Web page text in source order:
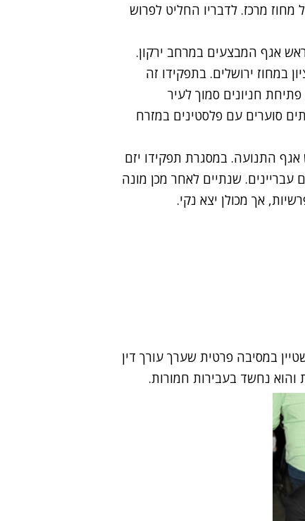
מרכז. לדבריו החליט לפרוש
ישראל ב-1984 ובשנת 2000 מונה לראש אגף המבצעים במרחב ירקון.
במחוז ירושלים. בתפקידו זה
חניונים סמוך לעיר
סוערים עם פלסטינים במזרח
שטיין לדרגת ניצב ומונה במאי 2011 לראש אגף התנועה. במסגרת תפקידו יזם
עבריינים. שנתיים לאחר מכן מונה
אך מכולן יצא נקי.
במסיבה פרטית שערך עורך דין
והוא נחשד בעבירות חמורות.